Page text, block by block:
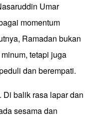
Umar
momentum
Ramadan bukan
tetapi juga
dan berempati.
Di balik rasa lapar dan
sesama dan